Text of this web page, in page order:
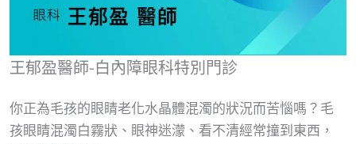
王郁盈醫師-白內障眼科特別門診
你正為毛孩的眼睛老化水晶體混濁的狀況而苦惱嗎？毛
孩眼睛混濁白霧狀、眼神迷濛、看不清經常撞到東西，